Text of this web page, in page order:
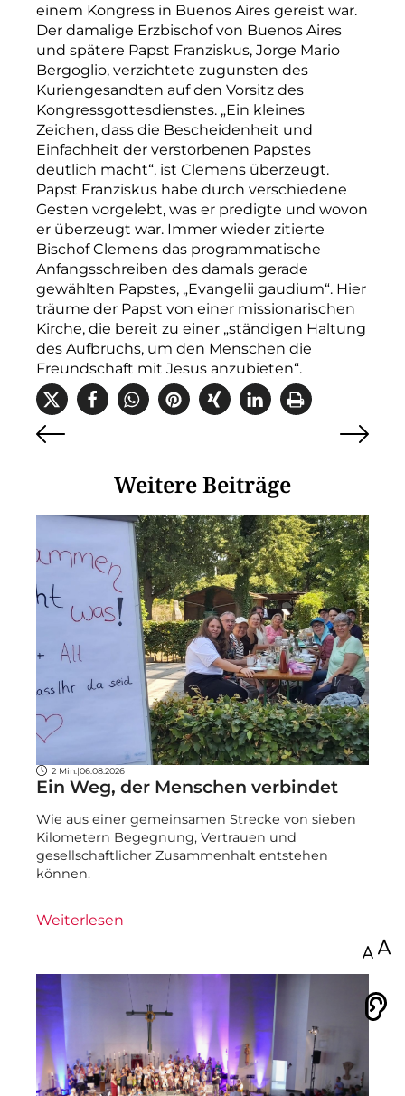
einem Kongress in Buenos Aires gereist war.
Der damalige Erzbischof von Buenos Aires
und spätere Papst Franziskus, Jorge Mario
Bergoglio, verzichtete zugunsten des
Kuriengesandten auf den Vorsitz des
Kongressgottesdienstes. „Ein kleines
Zeichen, dass die Bescheidenheit und
Einfachheit der verstorbenen Papstes
deutlich macht“, ist Clemens überzeugt.
Papst Franziskus habe durch verschiedene
Gesten vorgelebt, was er predigte und wovon
er überzeugt war. Immer wieder zitierte
Bischof Clemens das programmatische
Anfangsschreiben des damals gerade
gewählten Papstes, „Evangelii gaudium“. Hier
träume der Papst von einer missionarischen
Kirche, die bereit zu einer „ständigen Haltung
des Aufbruchs, um den Menschen die
Freundschaft mit Jesus anzubieten“.
Weitere Beiträge
2 Min. |06.08.2026
Ein Weg, der Menschen verbindet
Wie aus einer gemeinsamen Strecke von sieben
Kilometern Begegnung, Vertrauen und
gesellschaftlicher Zusammenhalt entstehen
können.
Weiterlesen
Vorlesen